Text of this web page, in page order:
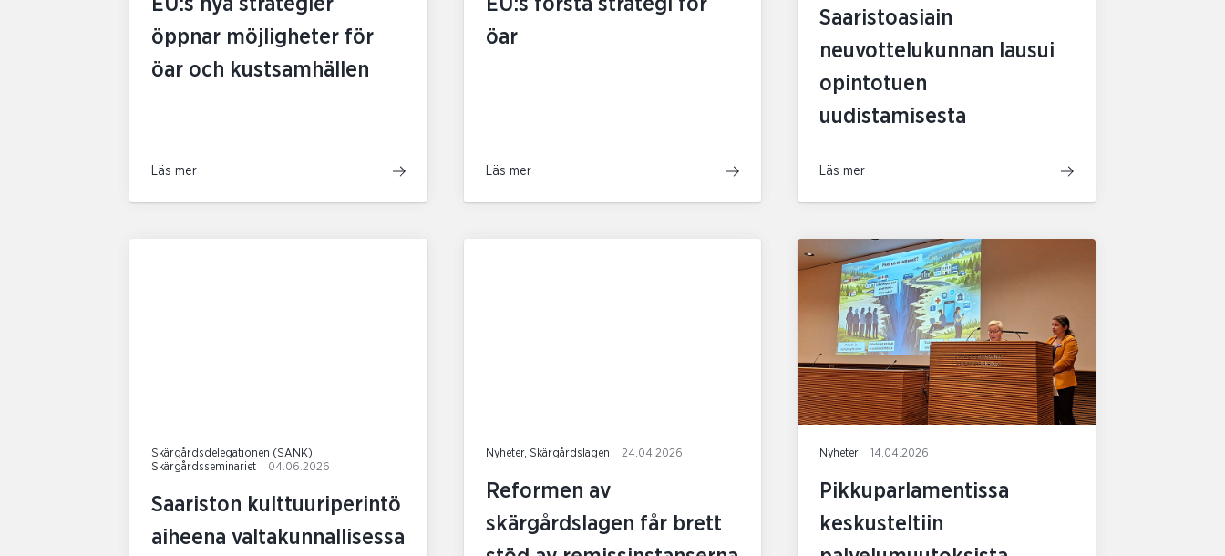
EU:s nya strategier
öppnar möjligheter för
öar och kustsamhällen
Läs mer
EU:s första strategi för
öar
Läs mer
Saaristoasiain
neuvottelukunnan lausui
opintotuen
uudistamisesta
Läs mer
Skärgårdsdelegationen (SANK),
Skärgårdsseminariet
04.06.2026
Saariston kulttuuriperintö
aiheena valtakunnallisessa
Nyheter, Skärgårdslagen 24.04.2026
Reformen av
skärgårdslagen får brett
Nyheter 14.04.2026
Pikkuparlamentissa
keskusteltiin